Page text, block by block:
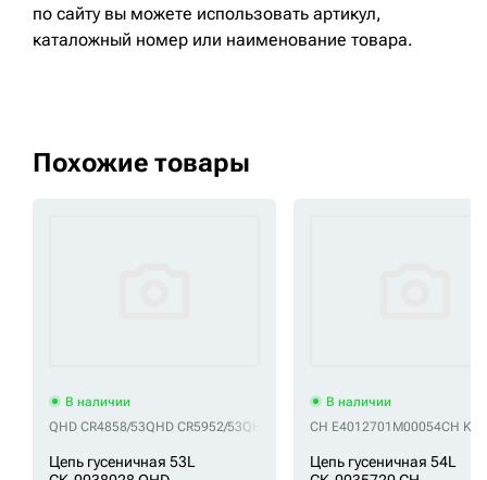
по сайту вы можете использовать артикул,
каталожный номер или наименование товара.
Похожие товары
В наличии
QHD CR4858/53QHD CR5952/53QHD E14046B3M00053QHD
Цепь гусеничная 53L
В наличии
CH E4012701M00054CH
Цепь гусеничная 54L